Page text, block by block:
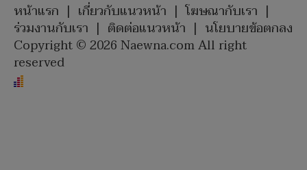
หน้าแรก | เกี่ยวกับแนวหน้า | โฆษณากับเรา |
ร่วมงานกับเรา | ติดต่อแนวหน้า | นโยบายข้อตกลง
Copyright © 2026 Naewna.com All right
reserved